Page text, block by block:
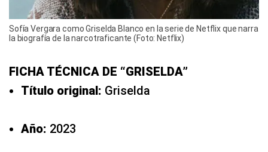
Sofía Vergara como Griselda Blanco en la serie de Netflix que narra
la biografía de la narcotraficante (Foto: Netflix)
FICHA TÉCNICA DE “GRISELDA”
Título original: Griselda
Año: 2023